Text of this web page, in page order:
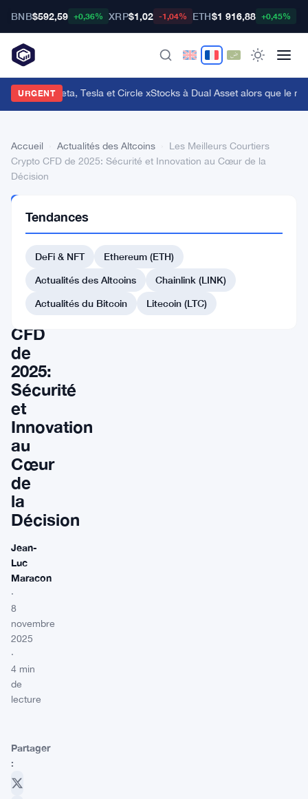
BNB$592,59 +0,36% XRP$1,02 -1,04% ETH$1 916,88 +0,45%
URGENT
ajoute Meta, Tesla et Circle xStocks à Dual Asset alors que le
Accueil Actualités des Altcoins
Les Meilleurs Courtiers
Crypto CFD de 2025: Sécurité et Innovation au Cœur de la
Décision
DES
ALTCOINS
Les
Meilleurs
Courtiers
CFD
de
2025:
Sécurité
et
Innovation
au
Cœur
de
la
Décision
Jean-
Luc
Maracon
·
8
novembre
2025
·
4 min
de
lecture
Partager
:
Tendances
DeFi & NFT
Ethereum (ETH)
Actualités des Altcoins
Chainlink (LINK)
Actualités du Bitcoin
Litecoin (LTC)